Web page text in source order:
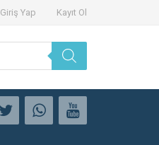
Giriş Yap Kayıt Ol